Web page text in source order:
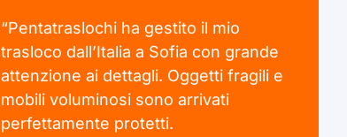
“Pentatraslochi ha gestito il mio
trasloco dall’Italia a Sofia con grande
attenzione ai dettagli. Oggetti fragili e
mobili voluminosi sono arrivati
perfettamente protetti.